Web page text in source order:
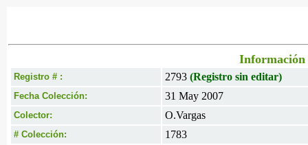
Información
Registro # : 2793 (Registro sin editar)
Fecha Colección: 31 May 2007
Colector: O.Vargas
# Colección: 1783